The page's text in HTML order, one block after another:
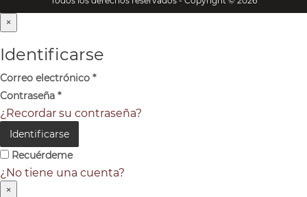
×
Identificarse
Correo electrónico *
Contraseña *
¿Recordar su contraseña?
Identificarse
Recuérdeme
¿No tiene una cuenta?
×